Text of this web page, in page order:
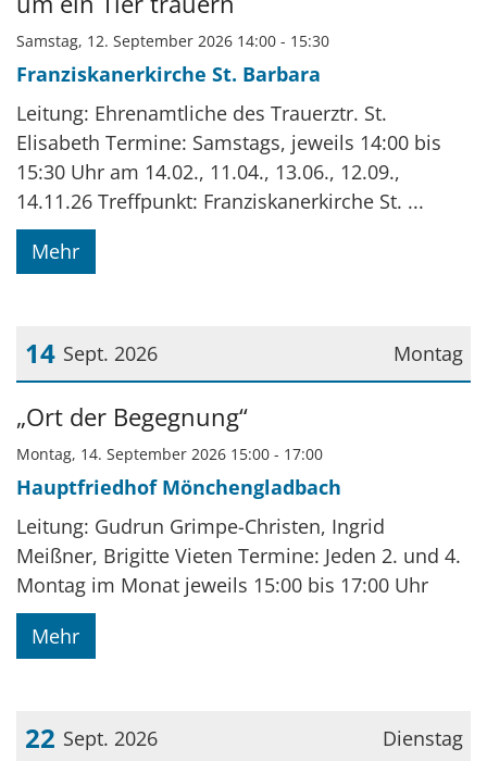
Samstag, 12. September 2026 14:00 - 15:30
Franziskanerkirche St. Barbara
Leitung: Ehrenamtliche des Trauerztr. St.
Elisabeth Termine: Samstags, jeweils 14:00 bis
15:30 Uhr am 14.02., 11.04., 13.06., 12.09.,
14.11.26 Treffpunkt: Franziskanerkirche St. ...
Mehr
Montag
14 Sept. 2026
Datum: 14. September 2026
„Ort der Begegnung“
Montag, 14. September 2026 15:00 - 17:00
Hauptfriedhof Mönchengladbach
Leitung: Gudrun Grimpe-Christen, Ingrid
Meißner, Brigitte Vieten Termine: Jeden 2. und 4.
Montag im Monat jeweils 15:00 bis 17:00 Uhr
Mehr
Dienstag
22 Sept. 2026